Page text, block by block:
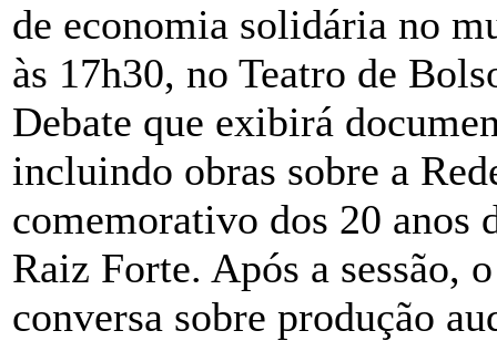
de economia solidária no
às 17h30, no Teatro de
Debate que exibirá
incluindo obras sobre a
comemorativo dos 20 anos
Raiz Forte. Após a sessão,
conversa sobre produção